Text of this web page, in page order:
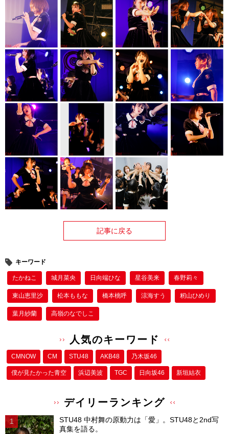
記事に戻る
キーワード
たかねこ 城月菜央 日向端ひな 星谷美来 春野莉々
東山恵里沙 松本ももな 橋本桃呼 涼海すう 籾山ひめり
葉月紗蘭 高嶺のなでしこ
人気のキーワード
CMNOW CM STU48 AKB48 乃木坂46
僕が⾒たかった⻘空 浜辺美波 TGC 日向坂46 新垣結衣
デイリーランキング
STU48 中村舞の原動力は「愛」。STU48と2nd写
真集を語る。